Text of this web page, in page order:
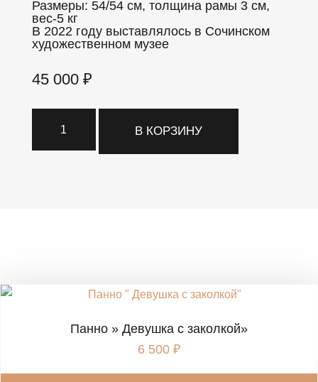
Размеры: 54/54 см, толщина рамы 3 см,
вес-5 кг
В 2022 году выставлялось в Сочинском
художественном музее
45 000 ₽
товара
В КОРЗИНУ
Панно » Девушка с заколкой»
6 500 ₽